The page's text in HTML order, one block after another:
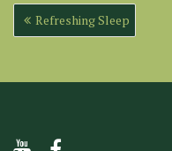
Post
navigation
Refreshing Sleep